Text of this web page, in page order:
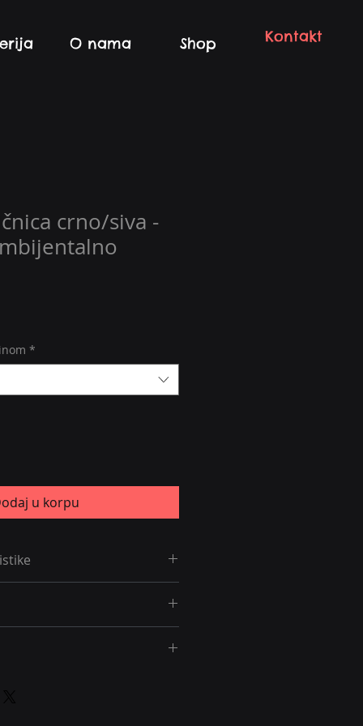
O nama Shop Kontakt
crno/siva -
*
u korpu
osvetljenje